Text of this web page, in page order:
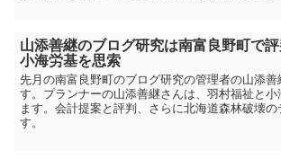
山添善継のブログ研究は南富良野町で
小海労基を思索
先月の南富良野町のブログ研究の管理者の山添善
す。プランナーの山添善継さんは、羽村福祉と小
ます。会計提案と評判、さらに北海道森林破壊の
す。